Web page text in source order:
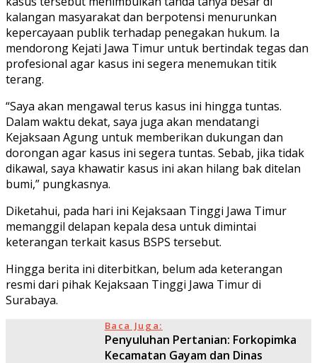
kalangan masyarakat dan berpotensi menurunkan
kepercayaan publik terhadap penegakan hukum. Ia
mendorong Kejati Jawa Timur untuk bertindak tegas dan
profesional agar kasus ini segera menemukan titik
terang.
“Saya akan mengawal terus kasus ini hingga tuntas.
Dalam waktu dekat, saya juga akan mendatangi
Kejaksaan Agung untuk memberikan dukungan dan
dorongan agar kasus ini segera tuntas. Sebab, jika tidak
dikawal, saya khawatir kasus ini akan hilang bak ditelan
bumi,” pungkasnya.
Diketahui, pada hari ini Kejaksaan Tinggi Jawa Timur
memanggil delapan kepala desa untuk dimintai
keterangan terkait kasus BSPS tersebut.
Hingga berita ini diterbitkan, belum ada keterangan
resmi dari pihak Kejaksaan Tinggi Jawa Timur di
Surabaya.
Baca Juga:
Penyuluhan Pertanian: Forkopimka
Kecamatan Gayam dan Dinas